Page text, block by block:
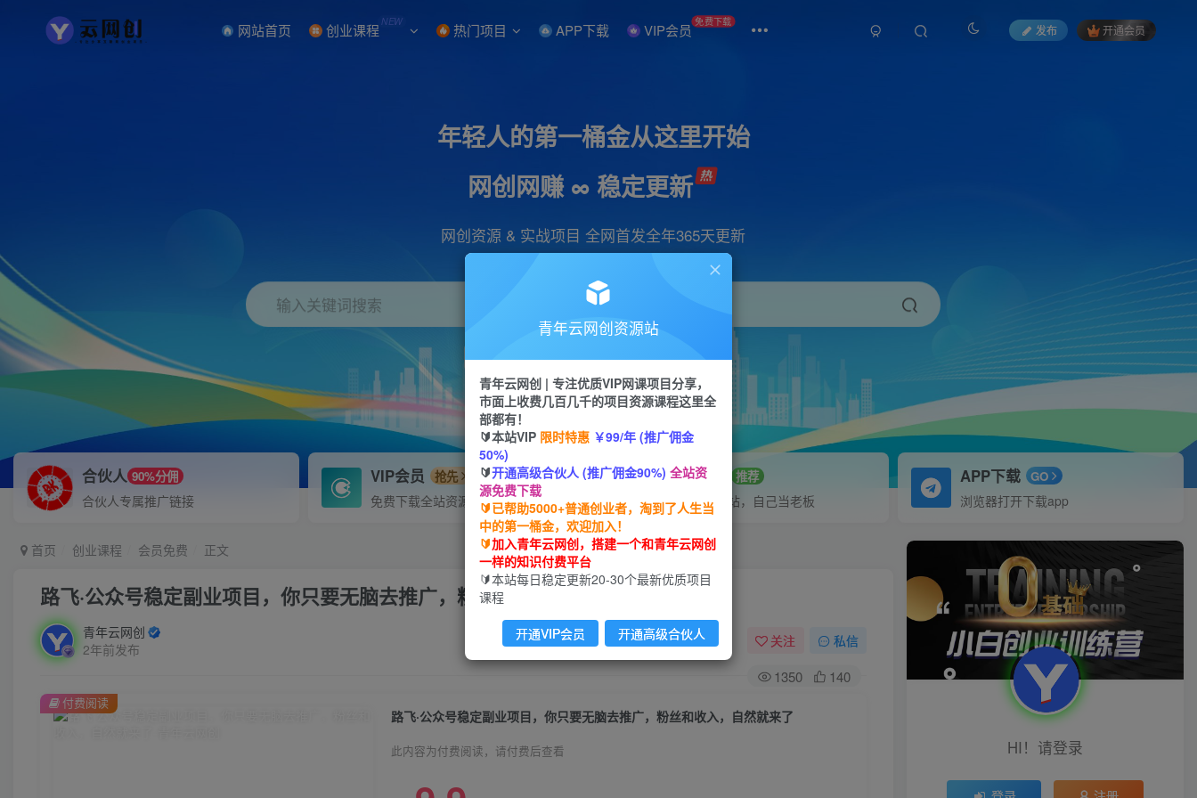
网站首页 创业课程 NEW 热门项目 APP下载 VIP会员 免费下载
发布 开通会员
年轻人的第一桶金从这里开始
网创网赚 ∞ 稳定更新
网创资源 & 实战项目 全网首发全年365天更新
输入关键词搜索
项目 引流 抖音 短视频 剪辑 会员
合伙人 90%分佣
合伙人专属推广链接
VIP会员 抢先
免费下载全站资源
招募站长 推荐
搭建同款网站，自己当老板
APP下载 GO
浏览器打开下载app
首页 创业课程 会员免费 正文
路飞·公众号稳定副业项目，你只要无脑去推广，粉丝和收入，自然就来了
青年云网创
2年前发布
关注 私信
1350 140
路飞·公众号稳定副业项目，你只要无脑去推广，粉丝和收入，自然就来了
此内容为付费阅读，请付费后查看
付费阅读
HI！请登录
青年云网创资源站
青年云网创 | 专注优质VIP网课项目分享，
市面上收费几百几千的项目资源课程这里全
部都有！
🔰本站VIP 限时特惠 ￥99/年 (推广佣金
50%)
🔰开通高级合伙人 (推广佣金90%) 全站资
源免费下载
🔰已帮助5000+普通创业者，淘到了人生当
中的第一桶金，欢迎加入！
🔰加入青年云网创，搭建一个和青年云网创
一样的知识付费平台
🔰本站每日稳定更新20-30个最新优质项目
课程
开通VIP会员 开通高级合伙人